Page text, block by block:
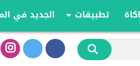
تطبيقات
الموسيقى والصوت
أدوات الفيديو
تخصيص
الجديد في
تحديثات وأخبار
مقارنة وشرح
مراجعة